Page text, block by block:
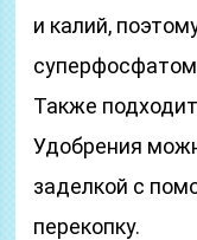
и калий,
Также
Удобрения
заделкой с
перекопку.